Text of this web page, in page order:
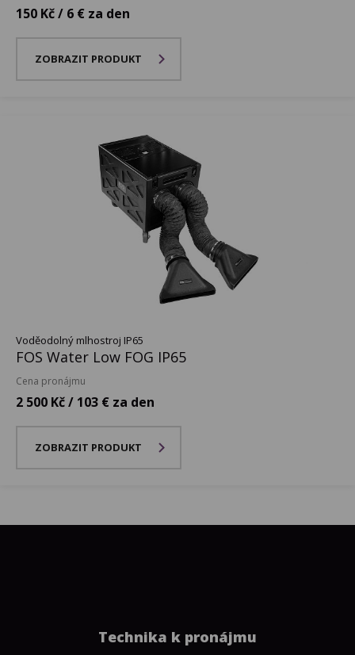
150 Kč / 6 € za den
ZOBRAZIT PRODUKT
Voděodolný mlhostroj IP65
FOS Water Low FOG IP65
Cena pronájmu
2 500 Kč / 103 € za den
ZOBRAZIT PRODUKT
Technika k pronájmu